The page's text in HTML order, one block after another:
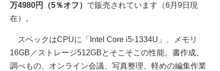
万4980円（5％オフ） で販売されています（6月9日現
在）。
スペックはCPUに「Intel Core i5-1334U」、メモリ
16GB／ストレージ512GBとそこそこの性能。書作成、
調べもの、オンライン会議、写真整理、軽めの編集作業